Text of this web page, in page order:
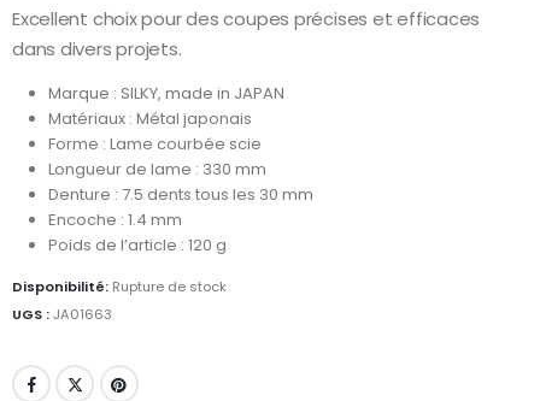
Excellent choix pour des coupes précises et efficaces
dans divers projets.
Marque : SILKY, made in JAPAN
Matériaux : Métal japonais
Forme : Lame courbée scie
Longueur de lame : 330 mm
Denture : 7.5 dents tous les 30 mm
Encoche : 1.4 mm
Poids de l’article : 120 g
Disponibilité: Rupture de stock
UGS :JA01663